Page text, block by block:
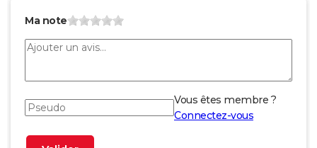
Ma note
Vous êtes membre ?
Connectez-vous